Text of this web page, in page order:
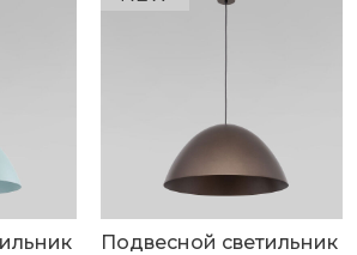
Подвесной светильник